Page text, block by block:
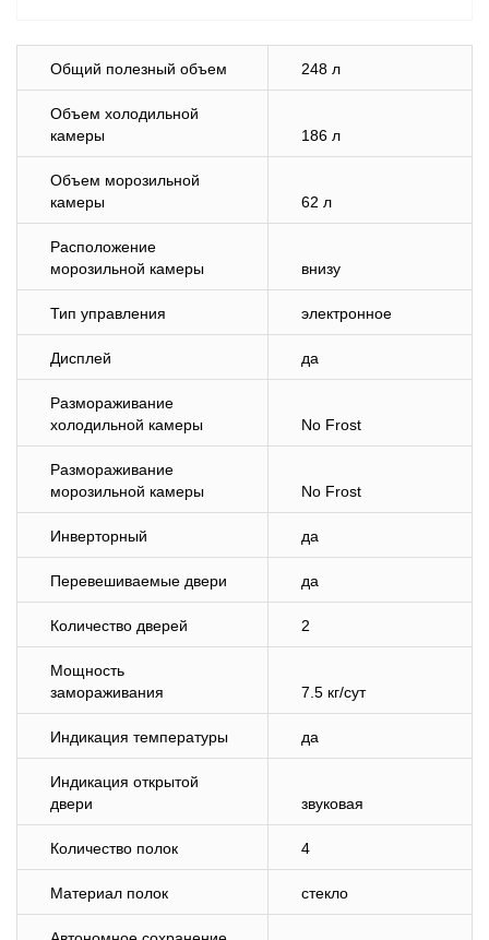
Общий полезный объем 248 л
Объем холодильной
камеры
186 л
Объем морозильной
камеры
62 л
Расположение
морозильной камеры
внизу
Тип управления электронное
Дисплей да
Размораживание
холодильной камеры
No Frost
Размораживание
морозильной камеры
No Frost
Инверторный да
Перевешиваемые двери да
Количество дверей 2
Мощность
замораживания
7.5 кг/сут
Индикация температуры да
Индикация открытой
двери
звуковая
Количество полок 4
Материал полок стекло